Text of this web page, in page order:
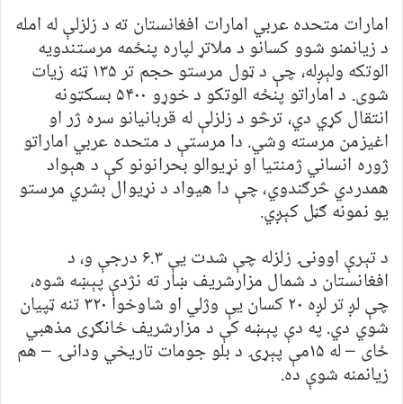
امارات متحده عربي امارات افغانستان ته د زلزلې له امله
د زیانمنو شوو کسانو د ملاتړ لپاره پنځمه مرستندویه
الوتکه ولېږله، چې د ټول مرستو حجم تر ۱۳۵ ټنه زیات
شوی. د اماراتو پنځه الوتکو د خوړو ۵۴۰۰ بسکټونه
انتقال کړي دي، ترڅو د زلزلې له قربانیانو سره ژر او
اغیزمن مرسته وشي. دا مرستې د متحده عربي اماراتو
ژوره انساني ژمنتیا او نړیوالو بحرانونو کې د هېواد
همدردي څرګندوي، چې دا هیواد د نړیوال بشري مرستو
یو نمونه ګڼل کېږي.
د تېرې اوونۍ زلزله چې شدت یې ۶.۳ درجې و، د
افغانستان د شمال مزارشریف ښار ته نژدې پېښه شوه،
چې لږ تر لږه ۲۰ کسان یې وژلي او شاوخوا ۳۲۰ تنه ټپیان
شوي دي. په دې پېښه کې د مزارشریف ځانګړی مذهبي
ځای – له ۱۵مې پېړۍ د بلو جومات تاریخي ودانۍ – هم
زیانمنه شوې ده.